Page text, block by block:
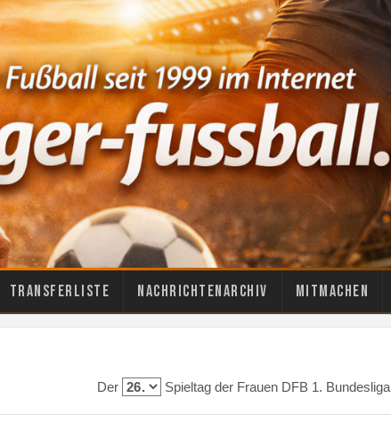
Transferliste Nachrichtenarchiv Mitmachen
Der Spieltag der Frauen DFB 1. Bundesliga